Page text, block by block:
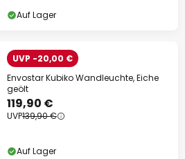
Auf Lager
UVP -20,00 €
Envostar Kubiko Wandleuchte, Eiche
geölt
119,90 €
UVP139,90 €
Auf Lager